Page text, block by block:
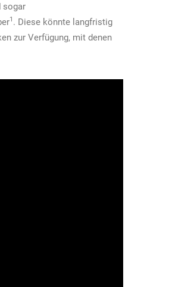
sogar
1 . Diese könnte langfristig
zur Verfügung, mit denen